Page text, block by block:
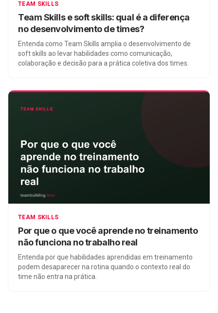
TEAM SKILLS
Team Skills e soft skills: qual é a diferença
no desenvolvimento de times?
Entenda como Team Skills amplia o desenvolvimento de
soft skills ao levar habilidades como comunicação,
colaboração e decisão para a prática coletiva dos times.
TEAM SKILLS
Por que o que você aprende no treinamento
não funciona no trabalho real
Entenda por que habilidades aprendidas em treinamento
podem desaparecer na rotina quando o contexto real do
time não entra na prática.